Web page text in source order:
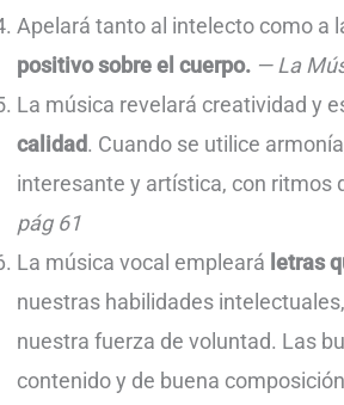
Apelará tanto al intelecto como a
positivo sobre el cuerpo. — La
La música revelará creatividad y
calidad. Cuando se utilice
interesante y artística, con ritmos
pág 61
La música vocal empleará letras
nuestras habilidades
nuestra fuerza de voluntad. Las
contenido y de buena